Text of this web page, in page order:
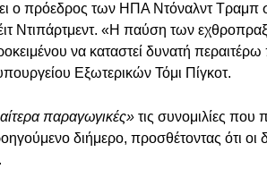
ο πρόεδρος των ΗΠΑ Ντόναλντ Τραμπ
Ντιπάρτμεντ. «Η παύση των
να καταστεί δυνατή
Εξωτερικών Τόμι Πίγκοτ.
παραγωγικές» τις συνομιλίες
διήμερο, προσθέτοντας ότι οι